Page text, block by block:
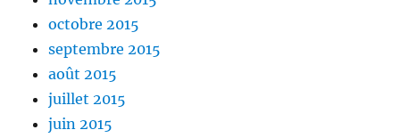
octobre 2015
septembre 2015
août 2015
juillet 2015
juin 2015